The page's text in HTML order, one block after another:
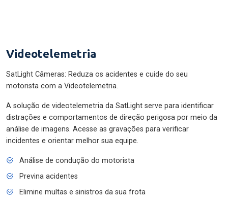
Videotelemetria
SatLight Câmeras: Reduza os acidentes e cuide do seu
motorista com a Videotelemetria.
A solução de videotelemetria da SatLight serve para identificar
distrações e comportamentos de direção perigosa por meio da
análise de imagens. Acesse as gravações para verificar
incidentes e orientar melhor sua equipe.
Análise de condução do motorista
Previna acidentes
Elimine multas e sinistros da sua frota